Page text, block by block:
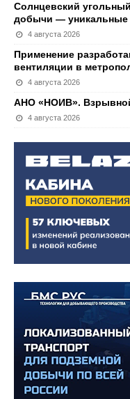
Солнцевский
добычи — уникальные
4 августа 2026
Применение
вентиляции в
4 августа 2026
АНО «НОИВ».
4 августа 2026